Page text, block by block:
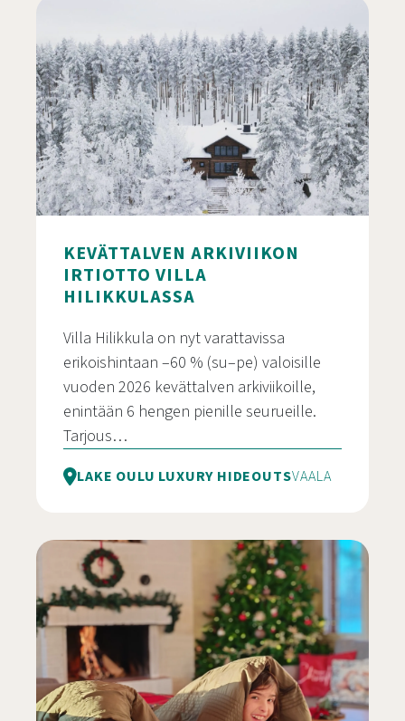
KEVÄTTALVEN ARKIVIIKON
IRTIOTTO VILLA
HILIKKULASSA
Villa Hilikkula on nyt varattavissa
erikoishintaan –60 % (su–pe) valoisille
vuoden 2026 kevättalven arkiviikoille,
enintään 6 hengen pienille seurueille.
Tarjous…
LAKE OULU LUXURY HIDEOUTSVAALA